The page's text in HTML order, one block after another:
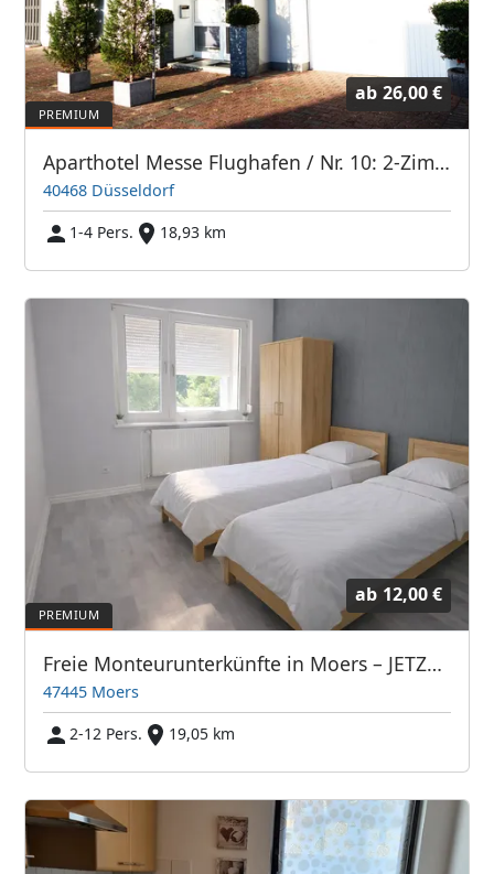
ab 26,00 €
Aparthotel Messe Flughafen / Nr. 10: 2-Zimmer-DG-Apartment im Haupthaus
40468 Düsseldorf
1-4 Pers.
18,93 km
ab 12,00 €
Freie Monteurunterkünfte in Moers – JETZT anrufen! Wir sprechen auch Polnisch
47445 Moers
2-12 Pers.
19,05 km